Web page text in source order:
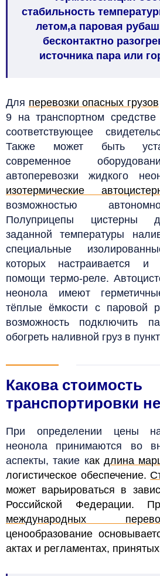
стабильность
летом,а паровая
бесконтактно
источника пара или
Для перевозки опасных грузов
9 на транспортном
соответствующее
Также может быть
современное
автоперевозки жидкого
изотермические
возможностью
Полуприцепы цистерны
заданной температуры
специальные
которых настраивается и
помощи термо-реле.
неонола имеют
тёплые ёмкости с паровой
возможность подключить
обогреть наливной груз в
Какова стоимость
транспортировки
При определении цены на
неонола принимаются во
аспекты, такие как длина
логистическое обеспечение.
может варьироваться в
Российской Федерации.
международных
ценообразование
актах и регламентах,